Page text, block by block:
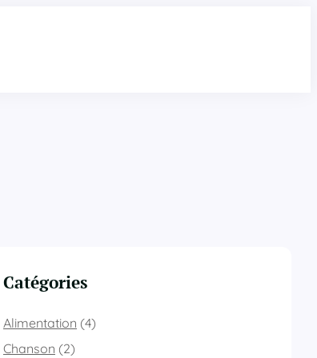
Catégories
Alimentation (4)
Chanson (2)